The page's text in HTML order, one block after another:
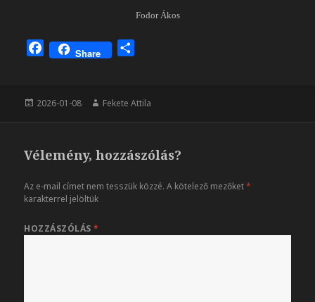
Fodor Ákos
F
e
o
Share
z
e
Közzétéve
2026-01-08 Szerző
Fekete Attila
Vélemény, hozzászólás?
Az e-mail címet nem tesszük közzé. A kötelező mezőket*
karakterrel jelöltük
HOZZÁSZÓLÁS*